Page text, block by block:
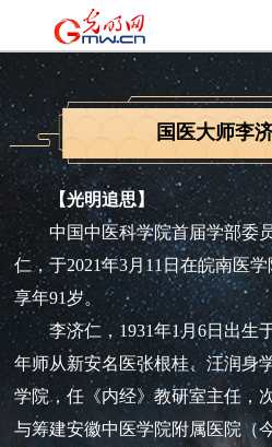
国医大师李
【光明追思】
中国中医科学院首届学部委员
仁，于2021年3月11日在皖南医
享年91岁。
李济仁，1931年1月6日出生于
年师从新安名医张根桂、汪润身
学院，任《内经》教研室主任，
与筹建安徽中医学院附属医院（